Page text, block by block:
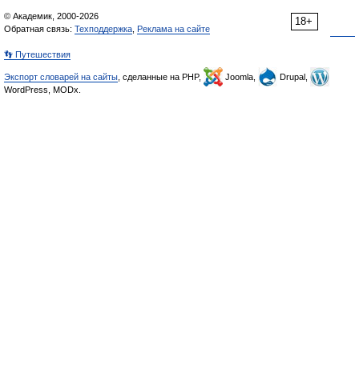
18+
© Академик, 2000-2026
Обратная связь: Техподдержка Реклама на сайте
👣 Путешествия
Экспорт словарей на сайты , сделанные на PHP, Joomla,
Drupal,
WordPress, MODx.